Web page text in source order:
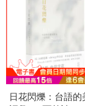
日花閃爍：台語的